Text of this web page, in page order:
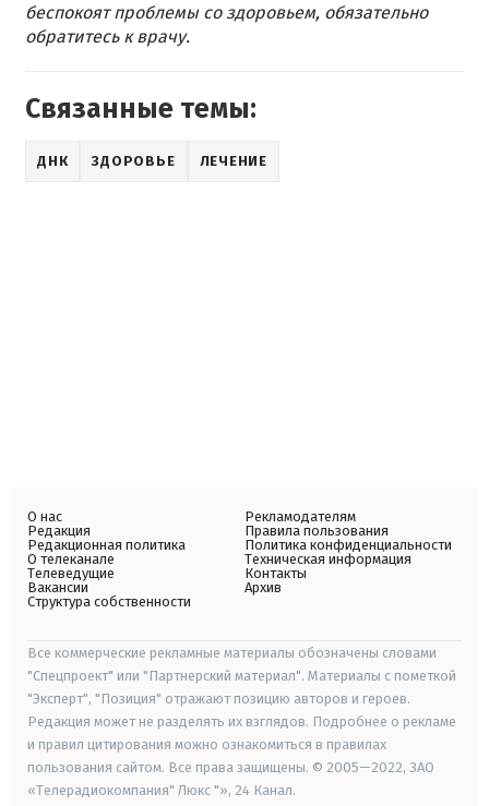
беспокоят проблемы со здоровьем, обязательно
обратитесь к врачу.
Связанные темы:
ДНК ЗДОРОВЬЕ ЛЕЧЕНИЕ
О нас
Редакция
Редакционная политика
О телеканале
Телеведущие
Вакансии
Структура собственности
Рекламодателям
Правила пользования
Политика конфиденциальности
Техническая информация
Контакты
Архив
Все коммерческие рекламные материалы обозначены словами
"Спецпроект" или "Партнерский материал". Материалы с пометкой
"Эксперт", "Позиция" отражают позицию авторов и героев.
Редакция может не разделять их взглядов. Подробнее о рекламе
и правил цитирования можно ознакомиться в правилах
пользования сайтом. Все права защищены. © 2005—2022, ЗАО
«Телерадиокомпания" Люкс "», 24 Канал.